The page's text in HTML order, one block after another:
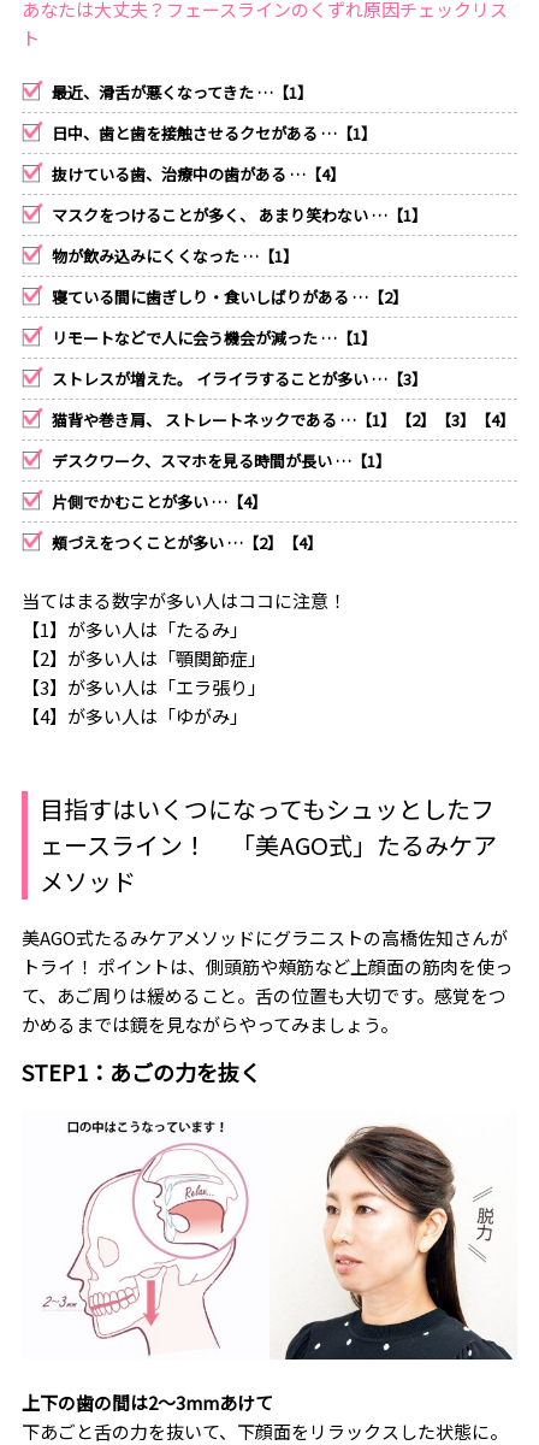
あなたは大丈夫？フェースラインのくずれ原因チェックリス
ト
最近、滑舌が悪くなってきた …【1】
日中、歯と歯を接触させるクセがある …【1】
抜けている歯、治療中の歯がある …【4】
マスクをつけることが多く、 あまり笑わない …【1】
物が飲み込みにくくなった …【1】
寝ている間に歯ぎしり・食いしばりがある …【2】
リモートなどで人に会う機会が減った …【1】
ストレスが増えた。 イライラすることが多い …【3】
猫背や巻き肩、 ストレートネックである …【1】【2】【3】【4】
デスクワーク、スマホを見る時間が長い …【1】
片側でかむことが多い …【4】
頰づえをつくことが多い …【2】【4】
当てはまる数字が多い人はココに注意！
【1】が多い人は「たるみ」
【2】が多い人は「顎関節症」
【3】が多い人は「エラ張り」
【4】が多い人は「ゆがみ」
目指すはいくつになってもシュッとしたフ
ェースライン！ 「美AGO式」たるみケア
メソッド
美AGO式たるみケアメソッドにグラニストの高橋佐知さんが
トライ！ ポイントは、側頭筋や頰筋など上顔面の筋肉を使っ
て、あご周りは緩めること。舌の位置も大切です。感覚をつ
かめるまでは鏡を見ながらやってみましょう。
STEP1：あごの力を抜く
上下の歯の間は2～3mmあけて
下あごと舌の力を抜いて、下顔面をリラックスした状態に。